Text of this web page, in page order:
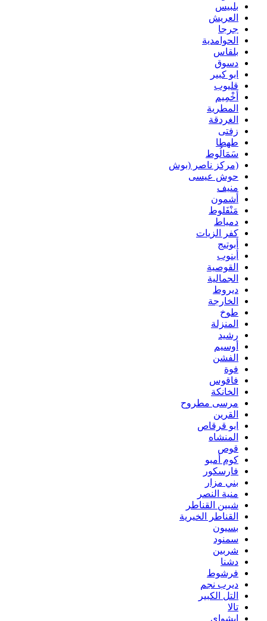
بلبيس
العريش
جرجا
الحوامدية
بلقاس
دسوق
ابو كبير
قليوب
أخْمِيم
المطرية
الغردقة
زفتى
طهطا
سَمَالُوط
(مركز ناصر (بوش
حوش عيسى
منيف
أشمون
مَنْفَلوط
دمياط
كفر الزيات
أبوتيج
أبنوب
القوصية
الجمالية
ديروط
الخارجة
طوخ
المنزلة
رشيد
أوسيم
الفشن
فوة
فاقوس
الخانكة
مرسى مطروح
القرين
ابو قرقاص
المنشاه
قوص
كوم أمبو
فارسكور
بني مزار
منية النصر
شبين القناطر
القناطر الخيرية
بسيون
سمنود
شربين
دشنا
فرشوط
ديرب نجم
التل الكبير
تالا
ابشواى